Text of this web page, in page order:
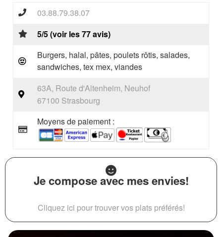
03.88.79.38.07
5/5 (voir les 77 avis)
Burgers, halal, pâtes, poulets rôtis, salades,
sandwiches, tex mex, viandes
63A, Route d'Altenheim, Neuhof
67100 Strasbourg
Moyens de paiement :
Je compose avec mes envies!
Cliquez ici pour trouver vos plats préférés!